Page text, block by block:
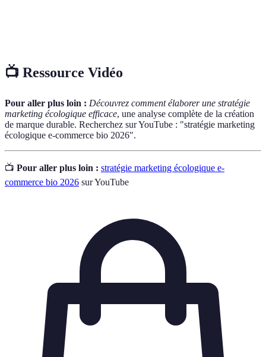
📺 Ressource Vidéo
Pour aller plus loin : Découvrez comment élaborer une stratégie
marketing écologique efficace, une analyse complète de la création
de marque durable. Recherchez sur YouTube : "stratégie marketing
écologique e-commerce bio 2026".
📺 Pour aller plus loin : stratégie marketing écologique e-
commerce bio 2026 sur YouTube